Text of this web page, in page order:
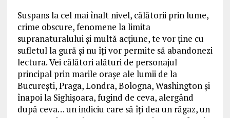
Suspans la cel mai înalt nivel, călătorii prin lume,
crime obscure, fenomene la limita
supranaturalului şi multă acţiune, te vor ţine cu
sufletul la gură şi nu îţi vor permite să abandonezi
lectura. Vei călători alături de personajul
principal prin marile oraşe ale lumii de la
Bucureşti, Praga, Londra, Bologna, Washington şi
înapoi la Sighişoara, fugind de ceva, alergând
după ceva… un indiciu care să îţi dea un răgaz, un